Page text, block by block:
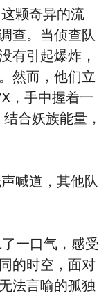
颗奇异的流
查。当侦查队
有引起爆炸，
然而，他们立
，手中握着一
合妖族能量，
喊道，其他队
一口气，感受
的时空，面对
法言喻的孤独